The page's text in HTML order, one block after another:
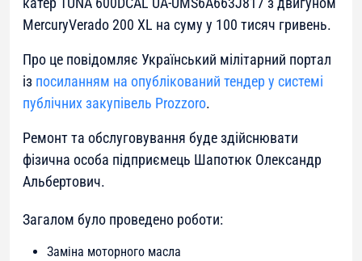
MercuryVerado 200 XL на суму у 100 тисяч гривень.
Про це повідомляє Український мілітарний портал
із посиланням на опублікований тендер у системі
публічних закупівель Prozzoro.
Ремонт та обслуговування буде здійснювати
фізична особа підприємець Шапотюк Олександр
Альбертович.
Загалом було проведено роботи:
Заміна моторного масла